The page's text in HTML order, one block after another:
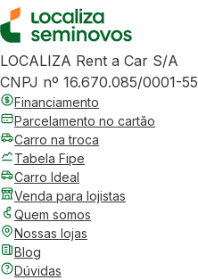
LOCALIZA Rent a Car S/A
CNPJ nº 16.670.085/0001-55
Financiamento
Parcelamento no cartão
Carro na troca
Tabela Fipe
Carro Ideal
Venda para lojistas
Quem somos
Nossas lojas
Blog
Dúvidas